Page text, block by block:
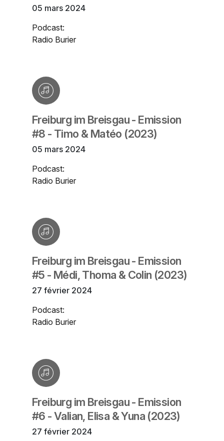
05 mars 2024
Podcast:
Radio Burier
Freiburg im Breisgau - Emission
#8 - Timo & Matéo (2023)
05 mars 2024
Podcast:
Radio Burier
Freiburg im Breisgau - Emission
#5 - Médi, Thoma & Colin (2023)
27 février 2024
Podcast:
Radio Burier
Freiburg im Breisgau - Emission
#6 - Valian, Elisa & Yuna (2023)
27 février 2024